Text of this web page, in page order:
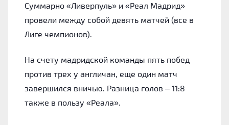
Суммарно «Ливерпуль» и «Реал Мадрид»
провели между собой девять матчей (все в
Лиге чемпионов).
На счету мадридской команды пять побед
против трех у англичан, еще один матч
завершился вничью. Разница голов – 11:8
также в пользу «Реала».